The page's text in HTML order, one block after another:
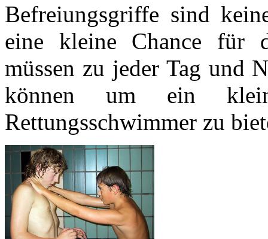
Befreiungsgriffe sind
eine kleine Chance für
müssen zu jeder Tag und
können um ein
Rettungsschwimmer zu